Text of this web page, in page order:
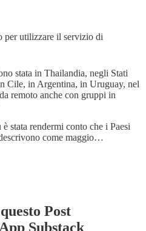
per utilizzare il servizio di
stata in Thailandia, negli Stati
Cile, in Argentina, in Uruguay, nel
remoto anche con gruppi in
stata rendermi conto che i Paesi
come maggio…
Post
Substack